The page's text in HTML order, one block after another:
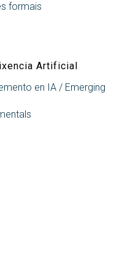
formais
Artificial
en IA / Emerging